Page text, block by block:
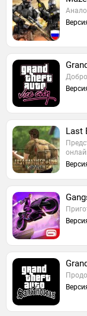
Last